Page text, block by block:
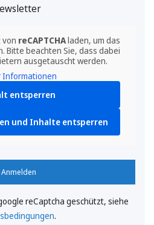
von reCAPTCHAladen, um das
Bitte beachten Sie, dass dabei
ausgetauscht werden.
Informationen
entsperren
und Inhalte entsperren
Anmelden
reCaptcha geschützt, siehe
.